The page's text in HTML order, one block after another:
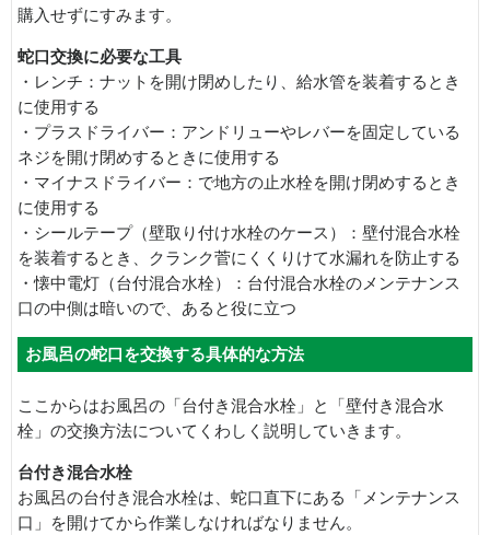
購入せずにすみます。
蛇口交換に必要な工具
・レンチ：ナットを開け閉めしたり、給水管を装着するとき
に使用する
・プラスドライバー：アンドリューやレバーを固定している
ネジを開け閉めするときに使用する
・マイナスドライバー：で地方の止水栓を開け閉めするとき
に使用する
・シールテープ（壁取り付け水栓のケース）：壁付混合水栓
を装着するとき、クランク菅にくくりけて水漏れを防止する
・懐中電灯（台付混合水栓）：台付混合水栓のメンテナンス
口の中側は暗いので、あると役に立つ
お風呂の蛇口を交換する具体的な方法
ここからはお風呂の「台付き混合水栓」と「壁付き混合水
栓」の交換方法についてくわしく説明していきます。
台付き混合水栓
お風呂の台付き混合水栓は、蛇口直下にある「メンテナンス
口」を開けてから作業しなければなりません。